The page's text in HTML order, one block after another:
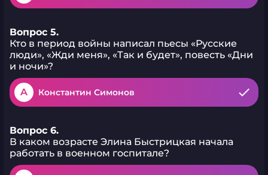
Вопрос 5.
Кто в период войны написал пьесы «Русские
люди», «Жди меня», «Так и будет», повесть «Дни
и ночи»?
A Константин Симонов
Вопрос 6.
В каком возрасте Элина Быстрицкая начала
работать в военном госпитале?